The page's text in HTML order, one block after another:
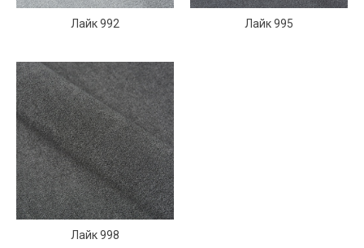
Лайк 992 Лайк 995
Лайк 998